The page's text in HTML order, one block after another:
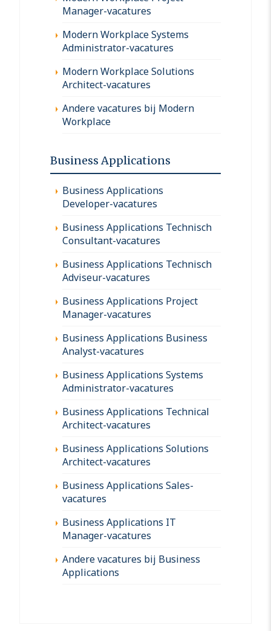
Manager-vacatures
Modern Workplace Systems
Administrator-vacatures
Modern Workplace Solutions
Architect-vacatures
Andere vacatures bij Modern
Workplace
Business Applications
Business Applications
Developer-vacatures
Business Applications Technisch
Consultant-vacatures
Business Applications Technisch
Adviseur-vacatures
Business Applications Project
Manager-vacatures
Business Applications Business
Analyst-vacatures
Business Applications Systems
Administrator-vacatures
Business Applications Technical
Architect-vacatures
Business Applications Solutions
Architect-vacatures
Business Applications Sales-
vacatures
Business Applications IT
Manager-vacatures
Andere vacatures bij Business
Applications